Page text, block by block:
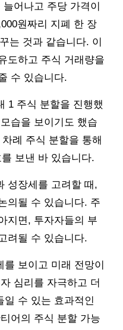
어나고 주당 가격이
원짜리 지폐 한 장
는 것과 같습니다. 이
도하고 주식 거래량을
수 있습니다.
1 주식 분할을 진행했
습을 보이기도 했습
례 주식 분할을 통해
보낸 바 있습니다.
성장세를 고려할 때,
의될 수 있습니다. 주
지면, 투자자들의 부
려될 수 있습니다.
보이고 미래 전망이
심리를 자극하고 더
일 수 있는 효과적인
어의 주식 분할 가능